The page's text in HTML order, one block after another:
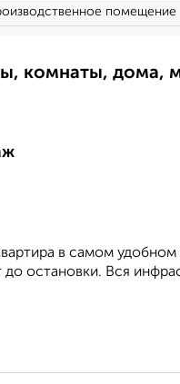
помещение
комнаты, дома,
в самом
ocтaновки. Вcя